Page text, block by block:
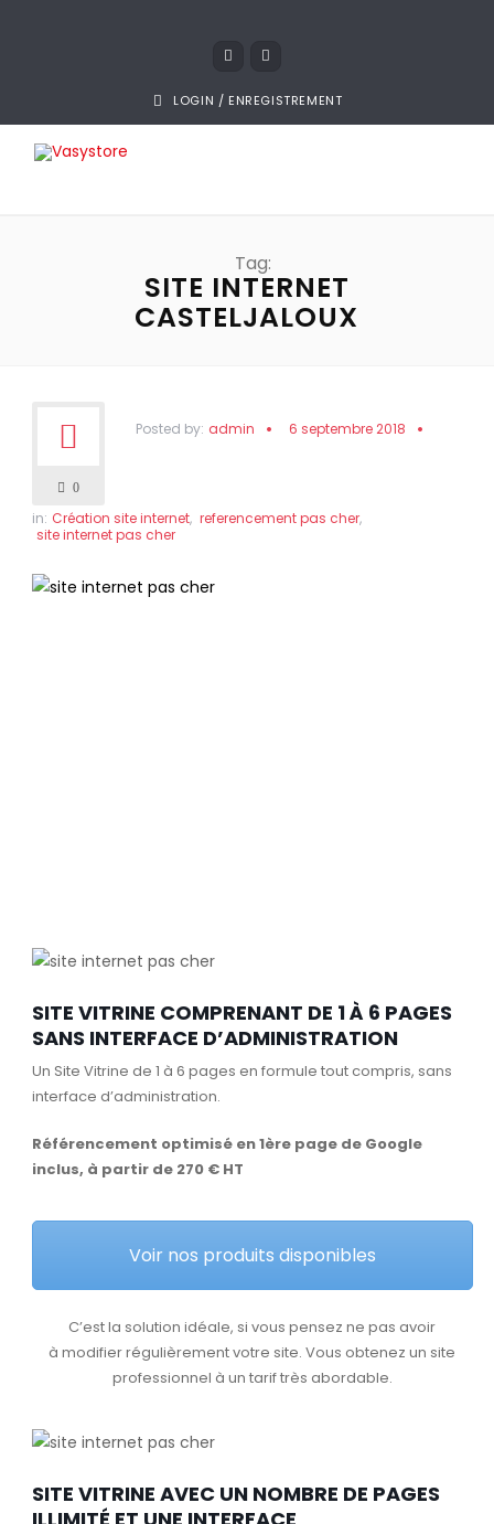
LOGIN / ENREGISTREMENT
Tag:
SITE INTERNET
CASTELJALOUX
0
Posted by: admin 6 septembre 2018
in: Création site internet, referencement pas cher,
site internet pas cher
SITE VITRINE COMPRENANT DE 1 À 6 PAGES
SANS INTERFACE D’ADMINISTRATION
Un Site Vitrine de 1 à 6 pages en formule tout compris, sans
interface d’administration.
Référencement optimisé en 1ère page de Google
inclus, à partir de 270 € HT
Voir nos produits disponibles
C’est la solution idéale, si vous pensez ne pas avoir
à modifier régulièrement votre site. Vous obtenez un site
professionnel à un tarif très abordable.
SITE VITRINE AVEC UN NOMBRE DE PAGES